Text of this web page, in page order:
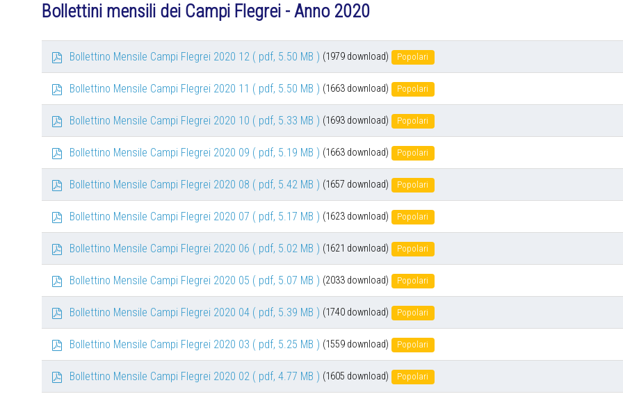
Bollettini mensili dei Campi Flegrei - Anno 2020
Bollettino Mensile Campi Flegrei 2020 12 ( pdf, 5.50 MB ) (1979 download) Popolari
d
Bollettino Mensile Campi Flegrei 2020 11 ( pdf, 5.50 MB ) (1663 download) Popolari
Bollettino Mensile Campi Flegrei 2020 10 ( pdf, 5.33 MB ) (1693 download) Popolari
d
Bollettino Mensile Campi Flegrei 2020 09 ( pdf, 5.19 MB ) (1663 download) Popolari
Bollettino Mensile Campi Flegrei 2020 08 ( pdf, 5.42 MB ) (1657 download) Popolari
d
Bollettino Mensile Campi Flegrei 2020 07 ( pdf, 5.17 MB ) (1623 download) Popolari
Bollettino Mensile Campi Flegrei 2020 06 ( pdf, 5.02 MB ) (1621 download) Popolari
d
Bollettino Mensile Campi Flegrei 2020 05 ( pdf, 5.07 MB ) (2033 download) Popolari
Bollettino Mensile Campi Flegrei 2020 04 ( pdf, 5.39 MB ) (1740 download) Popolari
d
Bollettino Mensile Campi Flegrei 2020 03 ( pdf, 5.25 MB ) (1559 download) Popolari
Bollettino Mensile Campi Flegrei 2020 02 ( pdf, 4.77 MB ) (1605 download) Popolari